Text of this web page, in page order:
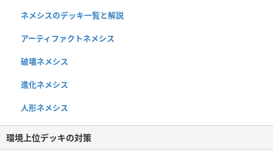
ネメシスのデッキ一覧と解説
アーティファクトネメシス
破壊ネメシス
進化ネメシス
人形ネメシス
環境上位デッキの対策